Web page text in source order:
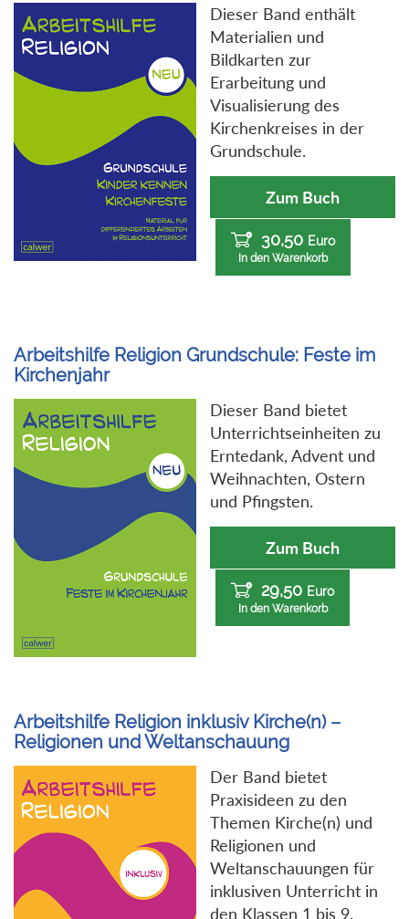
Dieser Band enthält
Materialien und
Bildkarten zur
Erarbeitung und
Visualisierung des
Kirchenkreises in der
Grundschule.
Zum Buch
30,50 Euro
In den Warenkorb
Arbeitshilfe Religion Grundschule: Feste im
Kirchenjahr
Dieser Band bietet
Unterrichtseinheiten zu
Erntedank, Advent und
Weihnachten, Ostern
und Pfingsten.
Zum Buch
29,50 Euro
In den Warenkorb
Arbeitshilfe Religion inklusiv Kirche(n) –
Religionen und Weltanschauung
Der Band bietet
Praxisideen zu den
Themen Kirche(n) und
Religionen und
Weltanschauungen für
inklusiven Unterricht in
den Klassen 1 bis 9.